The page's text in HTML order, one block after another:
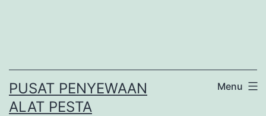
PUSAT PENYEWAAN
ALAT PESTA
Menu